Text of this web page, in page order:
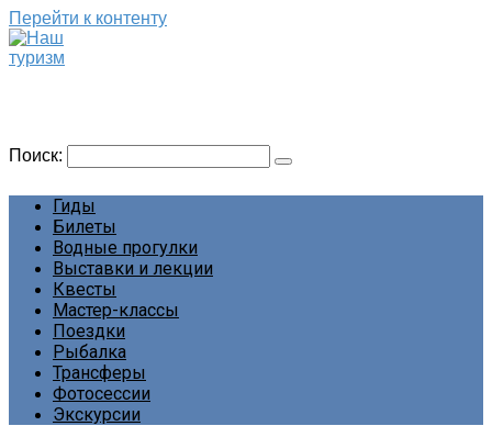
Перейти к контенту
Поиск:
Гиды
Билеты
Водные прогулки
Выставки и лекции
Квесты
Мастер-классы
Поездки
Рыбалка
Трансферы
Фотосессии
Экскурсии